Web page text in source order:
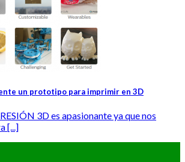
un prototipo para imprimir en 3D
3D es apasionante ya que nos
[...]